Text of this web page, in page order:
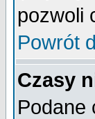
pozwoli
Powrót
Czasy
Podane